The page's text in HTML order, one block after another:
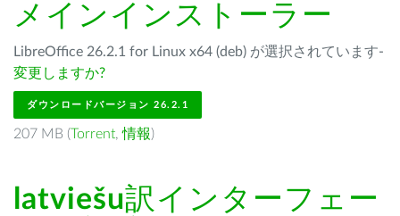
メインインストーラー
LibreOffice 26.2.1 for Linux x64 (deb) が選択されています-
変更しますか?
ダウンロードバージョン 26.2.1
207 MB (Torrent,情報)
latviešu訳インターフェー